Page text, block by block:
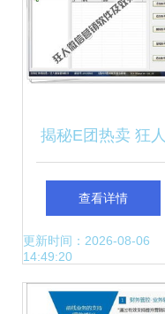
揭秘E团热卖 狂人
微信营销软件深度
解析与合规思考
查看详情
更新时间：2026-08-06
14:49:20